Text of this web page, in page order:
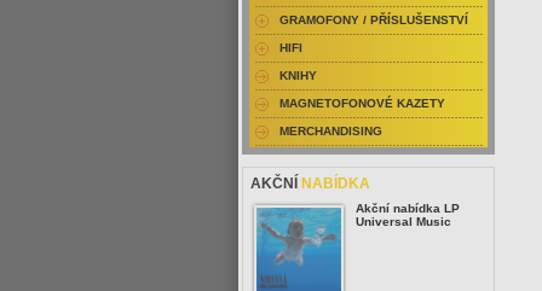
GRAMOFONY / PŘÍSLUŠENSTVÍ
HIFI
KNIHY
MAGNETOFONOVÉ KAZETY
MERCHANDISING
AKČNÍ NABÍDKA
Akční nabídka LP
Universal Music